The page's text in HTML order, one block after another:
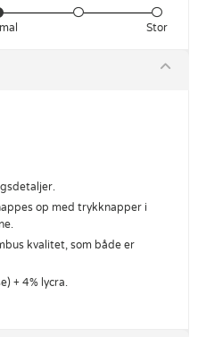
Stor
op med trykknapper i
kvalitet, som både er
+ 4% lycra.